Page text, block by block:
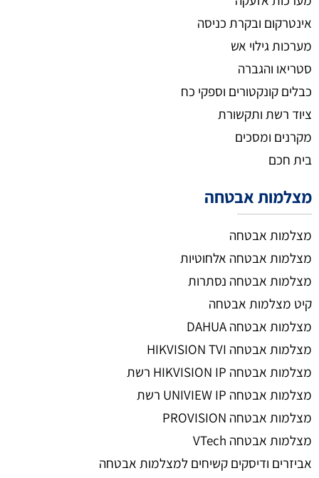
אינטרקום ובקרת כניסה
מערכות גילוי אש
סטריאו והגברה
כבלים קונקטורים וספקי כח
ציוד רשת ותקשורת
מקרנים ומסכים
בית חכם
מצלמות אבטחה
מצלמות אבטחה
מצלמות אבטחה אלחוטיות
מצלמות אבטחה נסתרות
קיט מצלמות אבטחה
מצלמות אבטחה DAHUA
מצלמות אבטחה HIKVISION TVI
מצלמות אבטחה HIKVISION IP רשת
מצלמות אבטחה UNIVIEW IP רשת
מצלמות אבטחה PROVISION
מצלמות אבטחה VTech
אביזרים ודיסקים קשיחים למצלמות אבטחה